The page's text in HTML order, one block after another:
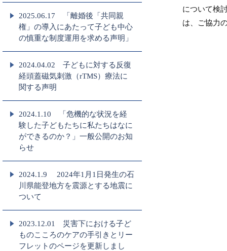
について検
は、ご協力
2025.06.17 「離婚後「共同親
権」の導⼊にあたって⼦ども中⼼
の慎重な制度運⽤を求める声明」
2024.04.02 子どもに対する反復
経頭蓋磁気刺激（rTMS）療法に
関する声明
2024.1.10 「危機的な状況を経
験した子どもたちに私たちはなに
ができるのか？」一般公開のお知
らせ
2024.1.9 2024年1月1日発生の石
川県能登地方を震源とする地震に
ついて
2023.12.01 災害下における子ど
ものこころのケアの手引きとリー
フレットのページを更新しまし